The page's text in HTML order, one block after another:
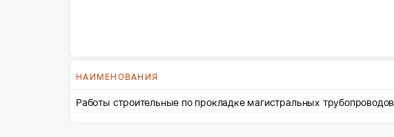
НАИМЕНОВАНИЯ
Работы строительные по прокладке магистральных трубопроводов